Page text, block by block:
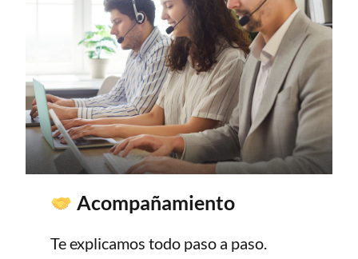
Acompañamiento
Te explicamos todo paso a paso.